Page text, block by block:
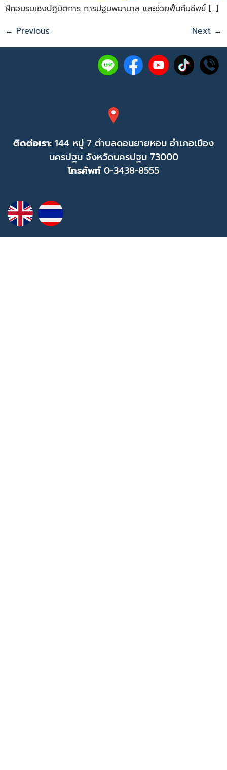
ฝึกอบรมเชิงปฏิบัติการ การปฐมพยาบาล และช่วยฟื้นคืนชีพขั้ […]
← Previous Next →
ติดต่อเรา: 144 หมู่ 7 ตำบลดอนยายหอม อำเภอเมือง
นครปฐม จังหวัดนครปฐม 73000
โทรศัพท์ 0-3438-8555